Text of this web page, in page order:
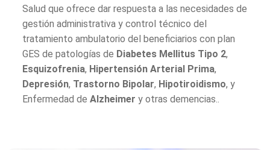
Salud que ofrece dar respuesta a las necesidades de
gestión administrativa y control técnico del
tratamiento ambulatorio del beneficiarios con plan
GES de patologías de Diabetes Mellitus Tipo 2,
Esquizofrenia, Hipertensión Arterial Prima,
Depresión, Trastorno Bipolar, Hipotiroidismo, y
Enfermedad de Alzheimer y otras demencias..